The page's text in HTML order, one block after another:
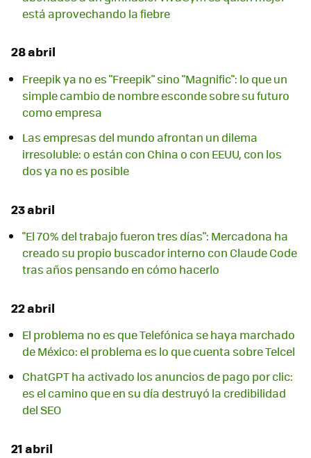
está aprovechando la fiebre
28 abril
Freepik ya no es "Freepik" sino "Magnific": lo que un
simple cambio de nombre esconde sobre su futuro
como empresa
Las empresas del mundo afrontan un dilema
irresoluble: o están con China o con EEUU, con los
dos ya no es posible
23 abril
"El 70% del trabajo fueron tres días": Mercadona ha
creado su propio buscador interno con Claude Code
tras años pensando en cómo hacerlo
22 abril
El problema no es que Telefónica se haya marchado
de México: el problema es lo que cuenta sobre Telcel
ChatGPT ha activado los anuncios de pago por clic:
es el camino que en su día destruyó la credibilidad
del SEO
21 abril